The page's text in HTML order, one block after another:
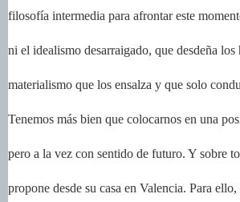
filosofía intermedia para afrontar este
ni el idealismo desarraigado, que desdeña los
materialismo que los ensalza y que solo
Tenemos más bien que colocarnos en una
pero a la vez con sentido de futuro. Y sobre
propone desde su casa en Valencia. Para